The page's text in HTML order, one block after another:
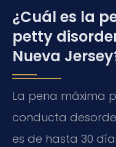
¿Cuál es la
petty
Nueva
La pena máxima
conducta
es de hasta 30